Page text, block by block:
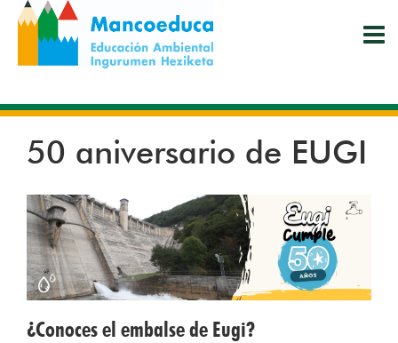
Pasar
contenido
principal
50 aniversario de EUGI
¿Conoces el embalse de Eugi?